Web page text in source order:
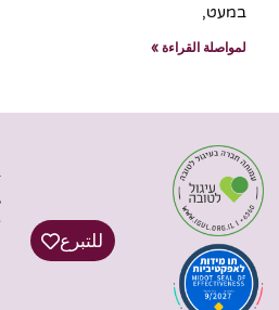
במעט,
لمواصلة القراءة »
للتبرع